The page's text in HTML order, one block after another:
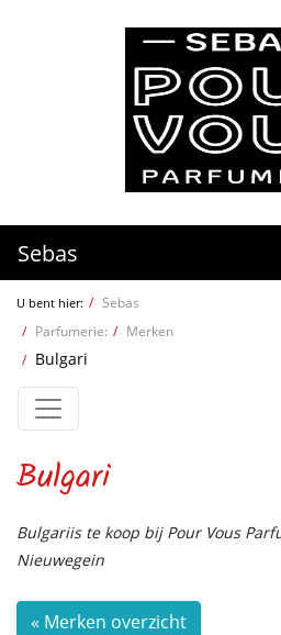
Sebas
U bent hier:
Sebas
Parfumerie:
Merken
Bulgari
Bulgari
Bulgariis te koop bij Pour Vous
Nieuwegein
« Merken overzicht